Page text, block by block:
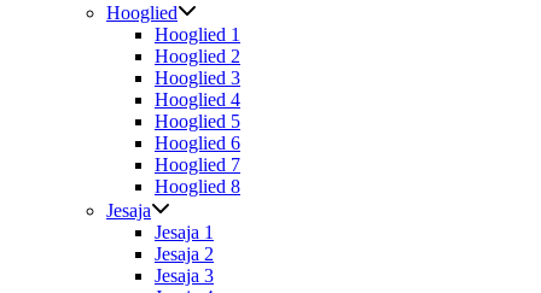
Hooglied
Hooglied 1
Hooglied 2
Hooglied 3
Hooglied 4
Hooglied 5
Hooglied 6
Hooglied 7
Hooglied 8
Jesaja
Jesaja 1
Jesaja 2
Jesaja 3